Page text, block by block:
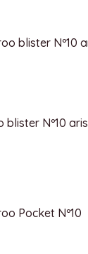
Nº10 aris